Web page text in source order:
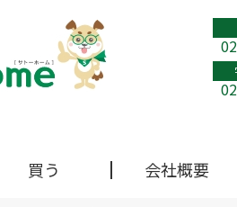
買う 会社概要